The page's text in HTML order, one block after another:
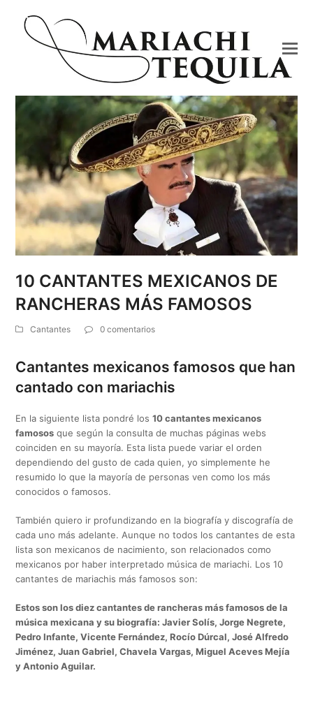
10 CANTANTES MEXICANOS DE
RANCHERAS MÁS FAMOSOS
Cantantes 0 comentarios
Cantantes mexicanos famosos que han
cantado con mariachis
En la siguiente lista pondré los10 cantantes mexicanos
famosos que según la consulta de muchas páginas webs
coinciden en su mayoría. Esta lista puede variar el orden
dependiendo del gusto de cada quien, yo simplemente he
resumido lo que la mayoría de personas ven como los más
conocidos o famosos.
También quiero ir profundizando en la biografía y discografía de
cada uno más adelante. Aunque no todos los cantantes de esta
lista son mexicanos de nacimiento, son relacionados como
mexicanos por haber interpretado música de mariachi. Los 10
cantantes de mariachis más famosos son:
Estos son los diez cantantes de rancheras más famosos de la
música mexicana y su biografía: Javier Solís, Jorge Negrete,
Pedro Infante, Vicente Fernández, Rocío Dúrcal, José Alfredo
Jiménez,Juan Gabriel, Chavela Vargas, Miguel Aceves Mejía
y Antonio Aguilar.